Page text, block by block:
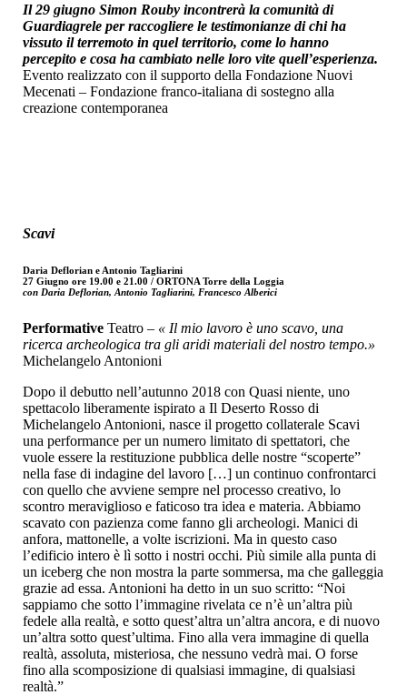
Il 29 giugno Simon Rouby incontrerà la comunità di
Guardiagrele per raccogliere le testimonianze di chi ha
vissuto il terremoto in quel territorio, come lo hanno
percepito e cosa ha cambiato nelle loro vite quell’esperienza.
Evento realizzato con il supporto della Fondazione Nuovi
Mecenati – Fondazione franco-italiana di sostegno alla
creazione contemporanea
Scavi
Daria Deflorian e Antonio Tagliarini
27 Giugno ore 19.00 e 21.00 / ORTONA Torre della Loggia
con Daria Deflorian, Antonio Tagliarini, Francesco Alberici
Performative Teatro – « Il mio lavoro è uno scavo, una
ricerca archeologica tra gli aridi materiali del nostro tempo.»
Michelangelo Antonioni
Dopo il debutto nell’autunno 2018 con Quasi niente, uno
spettacolo liberamente ispirato a Il Deserto Rosso di
Michelangelo Antonioni, nasce il progetto collaterale Scavi
una performance per un numero limitato di spettatori, che
vuole essere la restituzione pubblica delle nostre “scoperte”
nella fase di indagine del lavoro […] un continuo confrontarci
con quello che avviene sempre nel processo creativo, lo
scontro meraviglioso e faticoso tra idea e materia. Abbiamo
scavato con pazienza come fanno gli archeologi. Manici di
anfora, mattonelle, a volte iscrizioni. Ma in questo caso
l’edificio intero è lì sotto i nostri occhi. Più simile alla punta di
un iceberg che non mostra la parte sommersa, ma che galleggia
grazie ad essa. Antonioni ha detto in un suo scritto: “Noi
sappiamo che sotto l’immagine rivelata ce n’è un’altra più
fedele alla realtà, e sotto quest’altra un’altra ancora, e di nuovo
un’altra sotto quest’ultima. Fino alla vera immagine di quella
realtà, assoluta, misteriosa, che nessuno vedrà mai. O forse
fino alla scomposizione di qualsiasi immagine, di qualsiasi
realtà.”